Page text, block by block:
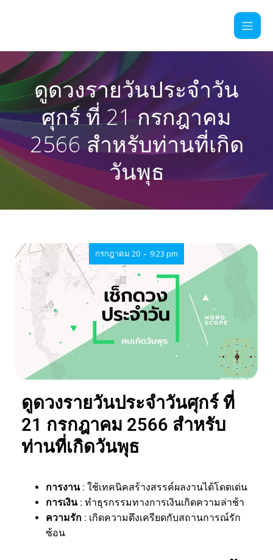
ดูดวงรายวันประจำวัน
ศุกร์ ที่ 21 กรกฎาคม
2566 สำหรับท่านที่เกิด
วันพุธ
กรกฎาคม 20 - 9:23 pm
ดูดวงรายวันประจำวันศุกร์ ที่
21 กรกฎาคม 2566 สำหรับ
ท่านที่เกิดวันพุธ
การงาน : ใช้เทคนิคสร้างสรรค์ผลงานได้โดดเด่น
การเงิน : ทำธุรกรรมทางการเงินเกิดความล่าช้า
ความรัก : เกิดความตึงเครียดกับสถานการณ์รัก
ซ้อน